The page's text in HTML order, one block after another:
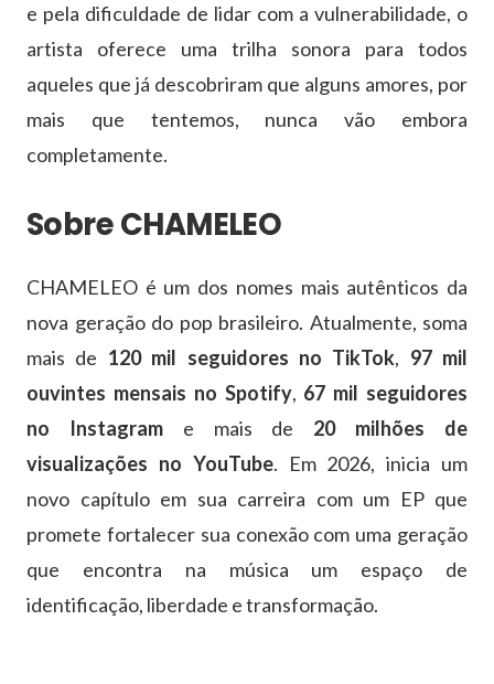
e pela dificuldade de lidar com a vulnerabilidade, o
artista oferece uma trilha sonora para todos
aqueles que já descobriram que alguns amores, por
mais que tentemos, nunca vão embora
completamente.
Sobre CHAMELEO
CHAMELEO é um dos nomes mais autênticos da
nova geração do pop brasileiro. Atualmente, soma
mais de 120 mil seguidores no TikTok, 97 mil
ouvintes mensais no Spotify, 67 mil seguidores
no Instagrame mais de 20 milhões de
visualizações no YouTube. Em 2026, inicia um
novo capítulo em sua carreira com um EP que
promete fortalecer sua conexão com uma geração
que encontra na música um espaço de
identificação, liberdade e transformação.